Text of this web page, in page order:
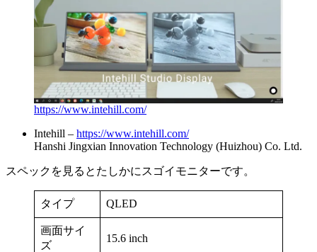
https://www.intehill.com/
Intehill – https://www.intehill.com/
Hanshi Jingxian Innovation Technology (Huizhou) Co. Ltd.
スペックを見るとたしかにスゴイモニターです。
タイプ QLED
画面サイ
ズ
15.6 inch